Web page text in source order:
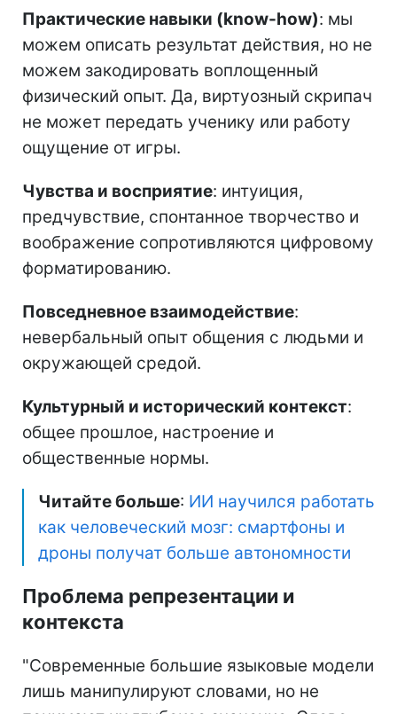
Практические навыки (know-how): мы
можем описать результат действия, но не
можем закодировать воплощенный
физический опыт. Да, виртуозный скрипач
не может передать ученику или работу
ощущение от игры.
Чувства и восприятие: интуиция,
предчувствие, спонтанное творчество и
воображение сопротивляются цифровому
форматированию.
Повседневное взаимодействие:
невербальный опыт общения с людьми и
окружающей средой.
Культурный и исторический контекст:
общее прошлое, настроение и
общественные нормы.
Читайте больше: ИИ научился работать
как человеческий мозг: смартфоны и
дроны получат больше автономности
Проблема репрезентации и
контекста
"Современные большие языковые модели
лишь манипулируют словами, но не